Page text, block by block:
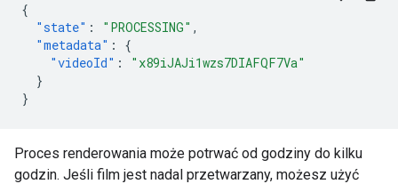
{
"state" : "PROCESSING" ,
"metadata" :
{
"videoId" :
"x89iJAJi1wzs7DIAFQF7Va"
}
}
Proces renderowania może potrwać od godziny do kilku
godzin. Jeśli film jest nadal przetwarzany, możesz użyć